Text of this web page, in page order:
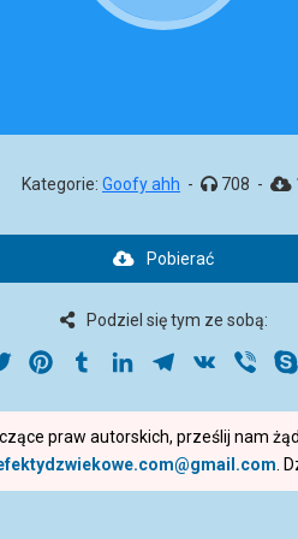
Kategorie: Goofy ahh - 708 -
Pobierać
Podziel się tym ze sobą:
Twitter PinterestTumblrLinkedInTelegram
VK Viber
praw autorskich, prześlij nam
.